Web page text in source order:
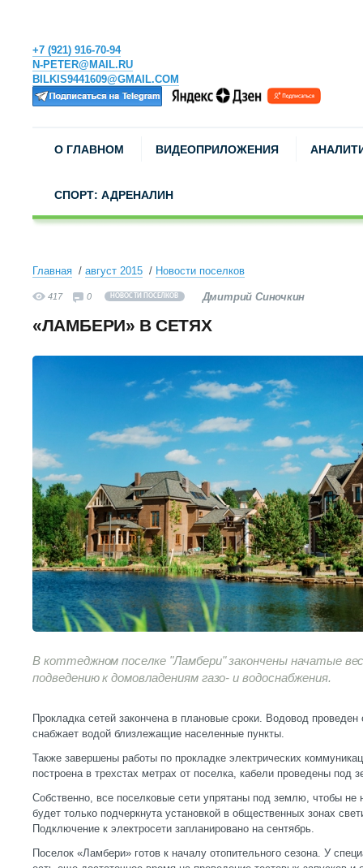
+7 (921) 916-70-94
N-PETER@MAIL.RU
BILKIS9441609@GMAIL.COM
О ГЛАВНОМ ВИДЕОПРИЛОЖЕНИЯ
СПОРТ: АДРЕНАЛИН
Главная август 2015 Новости поселков
417 0 НОВОСТИ ПОСЕЛКОВ Дмитрий Синочкин
«ЛАМБЕРИ» В СЕТЯХ
В коттеджном поселке "Ламбери" закончены начатые
подведению к домовладениям газо- и водоснабжения.
Прокладка сетей закончена в плановые сроки. Водовод проведен
снабжает водой близлежащие населенные пункты.
Также завершены работы по прокладке электрических
построена в трехстах метрах от поселка, кабели проведены под
Собственно, все поселковые сети упрятаны под землю, чтобы
будет только подчеркнута установкой в общественных зонах
Подключение к электросети запланировано на сентябрь.
Поселок «Ламбери» готов к началу отопительного сезона. У